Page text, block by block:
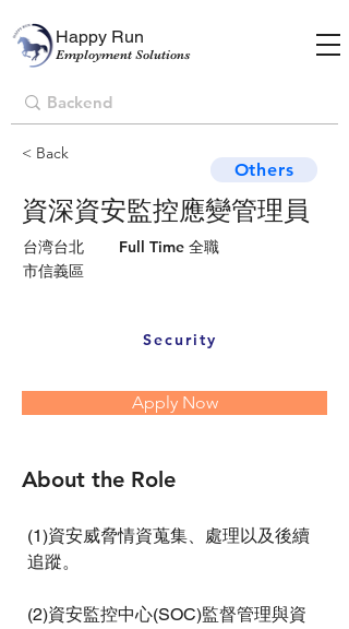
Happy Run
Employment Solutions
< Back
Others
資深資安監控應變管理員
台湾台北
市信義區
Full Time 全職
Security
Apply Now
About the Role
(1)資安威脅情資蒐集、處理以及後續
追蹤。
(2)資安監控中心(SOC)監督管理與資